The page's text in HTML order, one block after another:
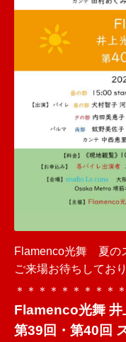
Flamenco光舞 夏の
ご来場お待ちしており
＊＊＊＊＊＊＊＊＊
Flamenco光舞 井
第39回・第40回